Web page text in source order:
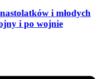
i młodych
i po wojnie